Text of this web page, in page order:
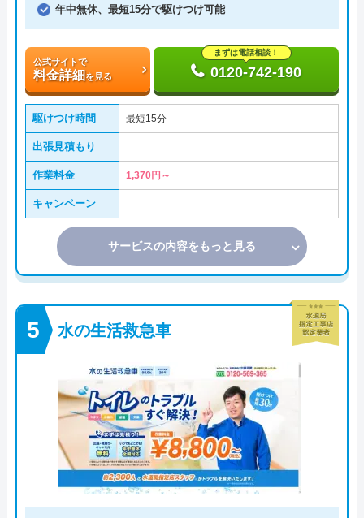
年中無休、最短15分で駆けつけ可能
公式サイトで
料金詳細を見る
まずは電話相談！
0120-742-190
駆けつけ時間 最短15分
出張見積もり
作業料金 1,370円～
キャンペーン
サービスの内容をもっと見る
水の生活救急車